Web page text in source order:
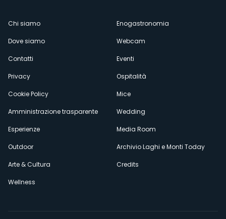
Menù
secondario
Chi siamo
Dove siamo
Contatti
Privacy
Cookie Policy
Amministrazione trasparente
Esperienze
Outdoor
Arte & Cultura
Wellness
Enogastronomia
Webcam
Eventi
Ospitalità
Mice
Wedding
Media Room
Archivio Laghi e Monti Today
Credits